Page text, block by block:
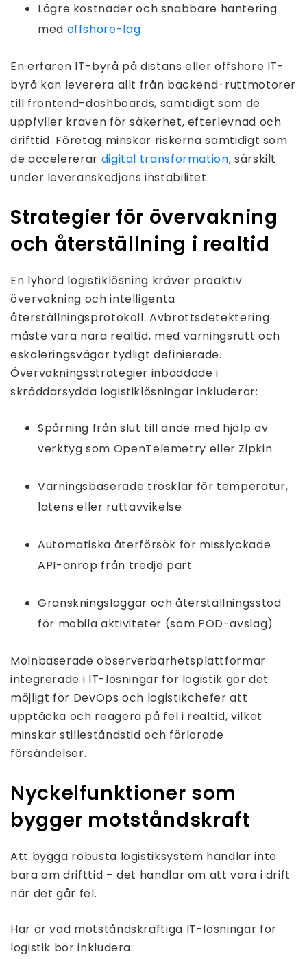
Lägre kostnader och snabbare hantering
med offshore-lag
En erfaren IT-byrå på distans eller offshore IT-
byrå kan leverera allt från backend-ruttmotorer
till frontend-dashboards, samtidigt som de
uppfyller kraven för säkerhet, efterlevnad och
drifttid. Företag minskar riskerna samtidigt som
de accelererar digital transformation, särskilt
under leveranskedjans instabilitet.
Strategier för övervakning
och återställning i realtid
En lyhörd logistiklösning kräver proaktiv
övervakning och intelligenta
återställningsprotokoll. Avbrottsdetektering
måste vara nära realtid, med varningsrutt och
eskaleringsvägar tydligt definierade.
Övervakningsstrategier inbäddade i
skräddarsydda logistiklösningar inkluderar:
Spårning från slut till ände med hjälp av
verktyg som OpenTelemetry eller Zipkin
Varningsbaserade trösklar för temperatur,
latens eller ruttavvikelse
Automatiska återförsök för misslyckade
API-anrop från tredje part
Granskningsloggar och återställningsstöd
för mobila aktiviteter (som POD-avslag)
Molnbaserade observerbarhetsplattformar
integrerade i IT-lösningar för logistik gör det
möjligt för DevOps och logistikchefer att
upptäcka och reagera på fel i realtid, vilket
minskar stilleståndstid och förlorade
försändelser.
Nyckelfunktioner som
bygger motståndskraft
Att bygga robusta logistiksystem handlar inte
bara om drifttid – det handlar om att vara i drift
när det går fel.
Här är vad motståndskraftiga IT-lösningar för
logistik bör inkludera: